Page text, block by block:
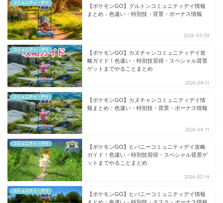
コミュニティ・デイ
【ポケモンGO】グルトンコミュニティデイ情報
まとめ：色違い・特別技・背景・ボーナス情報
2026-05-09
コミュニティ・デイ
【ポケモンGO】カヌチャンコミュニティデイ攻
略ガイド！色違い・特別技習得・スペシャル背景
ゲットまでやることまとめ
2026-04-11
コミュニティ・デイ
【ポケモンGO】カヌチャンコミュニティデイ情
報まとめ：色違い・特別技・背景・ボーナス情報
2026-04-11
コミュニティ・デイ
【ポケモンGO】ヒバニーコミュニティデイ攻略
ガイド！色違い・特別技習得・スペシャル背景ゲ
ットまでやることまとめ
2026-03-14
コミュニティ・デイ
【ポケモンGO】ヒバニーコミュニティデイ情報
まとめ：色違い・特別技・タスク・ボーナス情報